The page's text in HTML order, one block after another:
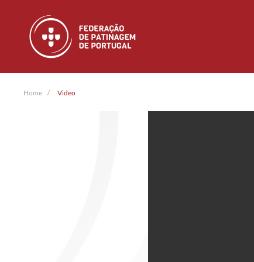
Skip to main content
Home Video